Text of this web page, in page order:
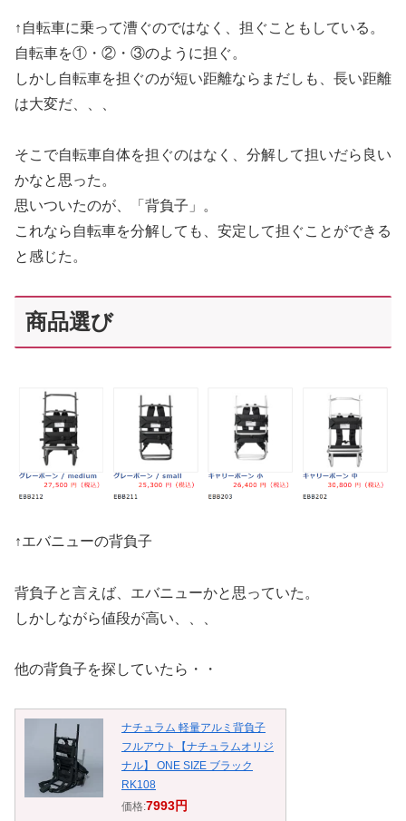
↑自転車に乗って漕ぐのではなく、担ぐこともしている。
自転車を①・②・③のように担ぐ。
しかし自転車を担ぐのが短い距離ならまだしも、長い距離
は大変だ、、、
そこで自転車自体を担ぐのはなく、分解して担いだら良い
かなと思った。
思いついたのが、「背負子」。
これなら自転車を分解しても、安定して担ぐことができる
と感じた。
商品選び
↑エバニューの背負子
背負子と言えば、エバニューかと思っていた。
しかしながら値段が高い、、、
他の背負子を探していたら・・
ナチュラム 軽量アルミ背負子
フルアウト【ナチュラムオリジ
ナル】 ONE SIZE ブラック
RK108
価格:7993円